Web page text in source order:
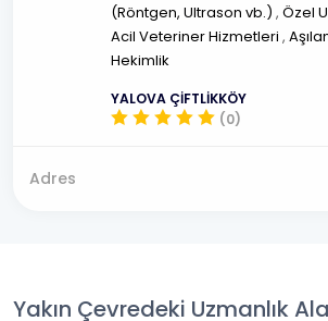
(Röntgen, Ultrason vb.) , Özel
Acil Veteriner Hizmetleri ,
Hekimlik
YALOVA ÇİFTLİKKÖY
(0)
Adres
Yakın Çevredeki Uzmanlık